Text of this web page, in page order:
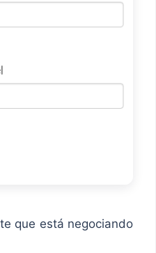
que está negociando